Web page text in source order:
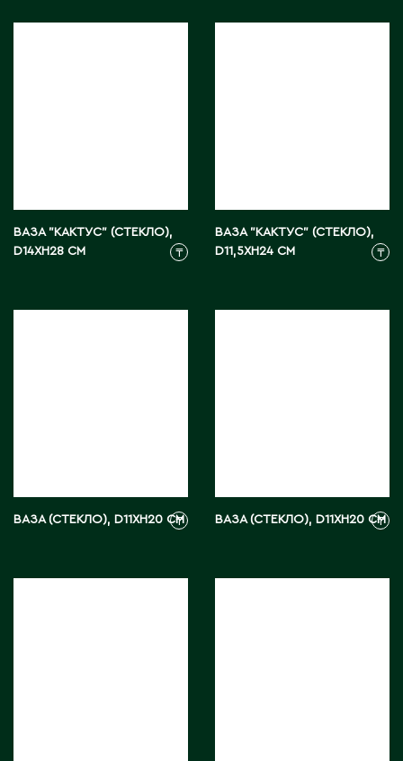
ВАЗА "КАКТУС" (СТЕКЛО),
D14XH28 СМ
₸
ВАЗА "КАКТУС" (СТЕКЛО),
D11,5XH24 СМ
₸
ВАЗА (СТЕКЛО), D11XH20 СМ
₸ ВАЗА (СТЕКЛО), D11XH20 СМ
₸